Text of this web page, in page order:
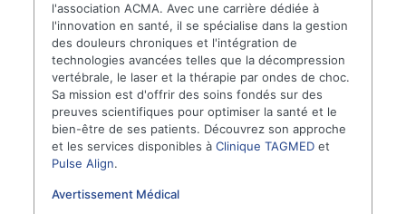
l'association ACMA. Avec une carrière dédiée à
l'innovation en santé, il se spécialise dans la gestion
des douleurs chroniques et l'intégration de
technologies avancées telles que la décompression
vertébrale, le laser et la thérapie par ondes de choc.
Sa mission est d'offrir des soins fondés sur des
preuves scientifiques pour optimiser la santé et le
bien-être de ses patients. Découvrez son approche
et les services disponibles àClinique TAGMED et
Pulse Align.
Avertissement Médical